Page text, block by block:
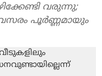
വരുന്നു;
പൂർണ്ണമായും